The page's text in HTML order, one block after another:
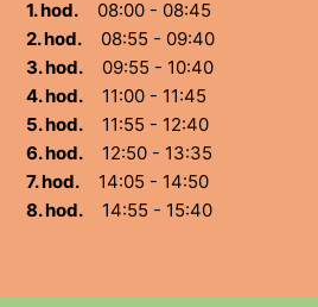
1. hod.08:00 - 08:45
2. hod.08:55 - 09:40
3. hod.09:55 - 10:40
4. hod.11:00 - 11:45
5. hod.11:55 - 12:40
6. hod.12:50 - 13:35
7. hod.14:05 - 14:50
8. hod.14:55 - 15:40